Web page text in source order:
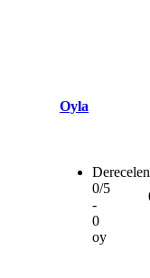
Oyla
0/5
-
0
oy